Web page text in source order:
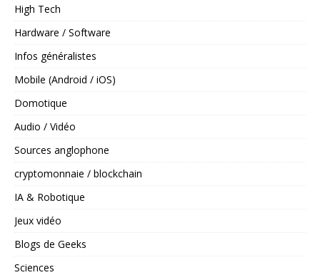
High Tech
Hardware / Software
Infos généralistes
Mobile (Android / iOS)
Domotique
Audio / Vidéo
Sources anglophone
cryptomonnaie / blockchain
IA & Robotique
Jeux vidéo
Blogs de Geeks
Sciences